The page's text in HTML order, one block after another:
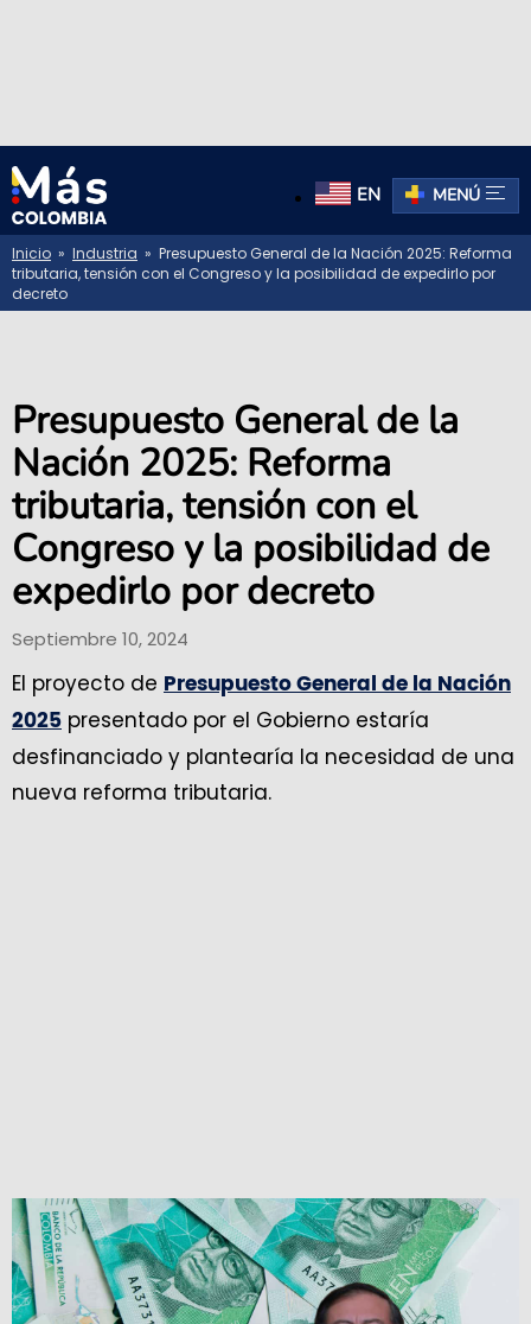
EN MENÚ
Inicio » Industria » Presupuesto General de la Nación 2025: Reforma
tributaria, tensión con el Congreso y la posibilidad de expedirlo por
decreto
Presupuesto General de la
Nación 2025: Reforma
tributaria, tensión con el
Congreso y la posibilidad de
expedirlo por decreto
Septiembre 10, 2024
El proyecto de Presupuesto General de la Nación
2025 presentado por el Gobierno estaría
desfinanciado y plantearía la necesidad de una
nueva reforma tributaria.